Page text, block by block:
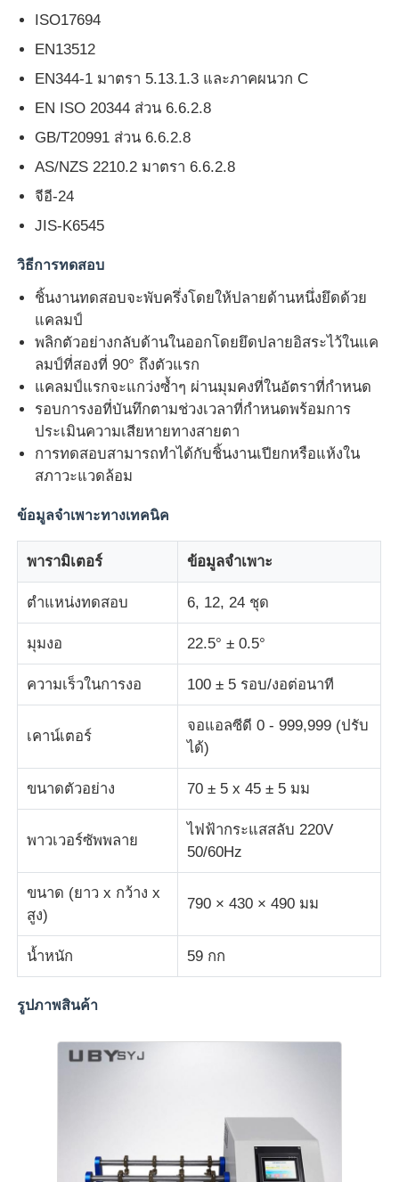
ขออ้าง
อุปกรณ์ทดสอบในห้องปฏิบัติการ
ห้องทดสอบสิ่งแวดล้อม
เครื่องทดสอบสากล
เครื่องทดสอบแรงกระแทก
อุปกรณ์ทดสอบยาง
อุปกรณ์ทดสอบรองเท้า
อุปกรณ์ทดสอบวัสดุก่อสร้าง
อุปกรณ์การทดสอบเครื่องติด
เครื่องควบคุมอุณหภูมิและความชื้น
เครื่องทดสอบความแข็ง
ISO17694
EN13512
EN344-1 มาตรา 5.13.1.3 และภาคผนวก C
EN ISO 20344 ส่วน 6.6.2.8
GB/T20991 ส่วน 6.6.2.8
AS/NZS 2210.2 มาตรา 6.6.2.8
จีอี-24
JIS-K6545
วิธีการทดสอบ
ชิ้นงานทดสอบจะพับครึ่งโดยให้ปลายด้านหนึ่งยึดด้วย
แคลมป์
พลิกตัวอย่างกลับด้านในออกโดยยึดปลายอิสระไว้ในแค
ลมป์ที่สองที่ 90° ถึงตัวแรก
แคลมป์แรกจะแกว่งซ้ำๆ ผ่านมุมคงที่ในอัตราที่กำหนด
รอบการงอที่บันทึกตามช่วงเวลาที่กำหนดพร้อมการ
ประเมินความเสียหายทางสายตา
การทดสอบสามารถทำได้กับชิ้นงานเปียกหรือแห้งใน
สภาวะแวดล้อม
ข้อมูลจำเพาะทางเทคนิค
พารามิเตอร์ ข้อมูลจำเพาะ
ตำแหน่งทดสอบ 6, 12, 24 ชุด
มุมงอ 22.5° ± 0.5°
ความเร็วในการงอ 100 ± 5 รอบ/งอต่อนาที
เคาน์เตอร์
จอแอลซีดี 0 - 999,999 (ปรับ
ได้)
ขนาดตัวอย่าง 70 ± 5 x 45 ± 5 มม
พาวเวอร์ซัพพลาย
ไฟฟ้ากระแสสลับ 220V
50/60Hz
ขนาด (ยาว x กว้าง x
สูง)
790 × 430 × 490 มม
น้ำหนัก 59 กก
รูปภาพสินค้า